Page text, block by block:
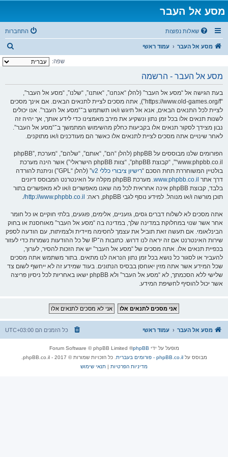
מסע אל העבר
שאלות נפוצות התחברות
מסע אל העבר עמוד ראשי
י
שפה:
מסע אל העבר - הרשמה
בעת הגישה אל “מסע אל העבר” (להלן “אנחנו”, “אותנו”, “שלנו”, “מסע אל העבר”,
“https://www.old-games.org/f”), אתה מסכים לציית לתנאים הבאים. אם אינך מסכים
לציית לכל התנאים הבאים, אנא אל תיגש ו/או תשתמש ב־“מסע אל העבר”. אנו יכולים
לשנות תנאים אלו בכל זמן נתון ונשקיע את מירב מאמצינו כדי לידע אותך, אך יהיה זה
נבון מצידך לסקור תנאים אלו בקביעות כחלק מהשימוש המתמשך ב־“מסע אל העבר”.
לאחר שינויים אתה מסכים לציית לתנאים אלו כאשר הם מעודכנים ו/או מתוקנים.
הפורומים שלנו מבוססים על phpBB (להלן “הם”, “אותם”, “שלהם”, “מערכת phpBB”,
“www.phpbb.co.il”, “קבוצת phpBB”, “צוות phpBB הישראלי”) אשר הינה מערכת
בולטיין המשוחררת תחת הסכם “רישיון ציבורי כללי v2
” (להלן “GPL”) וניתנת להורדה
דרך אתר www.phpbb.co.il
. מערכת phpBB מקלה על האינטרנט המבוסס דיונים
בלבד, קבוצת phpBB אינה אחראית לכל מה שאנו מאפשרים ו/או לא מאפשרים בתור
תוכן מורשה ו/או מנוהל. למידע נוסף לגבי phpBB, ראה:
http://www.phpbb.co.il/
.
אתה מסכים לא לשלוח דברים גסים, גזעניים, אלימים, פוגעים, בלתי חוקיים או כל חומר
אחר אשר שנוי במחלוקת במדינה שלך, במדינה בה “מסע אל העבר” מאוחסנת או בחוק
הבינלאומי. אם תעשה זאת תוביל את עצמך לחסימה מיידית ולצמיתות, עם הודעה לספק
שירות האינטרנט אם זה יראה לנו דרוש. כתובות ה־IP של כל ההודעות נשמרות כדי לעזור
בכפיית תנאים אלו. אתה מסכים של “מסע אל העבר” יש את הזכות להסיר, לערוך,
להעביר או לסגור כל נושא בכל זמן נתון הנראה לנו מתאים. בתור משתמש אתה מסכים
שכל המידע אשר אתה מזין יאוחסן בבסיס הנתונים. בעוד שמידע זה לא ייחשף לשום צד
שלישי ללא הסכמתך, לא “מסע אל העבר” ולא phpBB ישאו באחריות לכל ניסיון פריצה
אשר יכול להוסיף לחשיפת המידע.
מסע אל העבר עמוד ראשי כל הזמנים הם UTC+03:00
מופעל על ידי phpBB
® Forum Software © phpBB Limited
מבוסס עלphpBB.co.il - פורומים בעברית
. כל הזכויות שמורות © 2017 - phpBB.co.il.
מדיניות הפרטיות | תנאי שימוש